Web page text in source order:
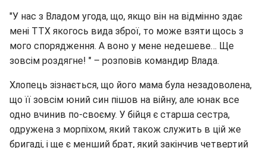
"У нас з Владом угода, що, якщо він на відмінно здає
мені ТТХ якогось вида зброї, то може взяти щось з
мого спорядження. А воно у мене недешеве… Ще
зовсім роздягне! " – розповів командир Влада.
Хлопець зізнається, що його мама була незадоволена,
що її зовсім юний син пішов на війну, але юнак все
одно вчинив по-своєму. У бійця є старша сестра,
одружена з морпіхом, який також служить в цій же
бригаді, і ще є менший брат, який закінчив четвертий